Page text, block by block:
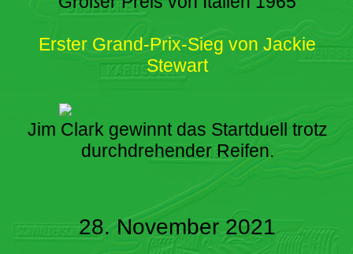
Erster Grand-Prix-Sieg von Jackie
Stewart
Jim Clark gewinnt das Startduell trotz
durchdrehender Reifen.
28. November 2021